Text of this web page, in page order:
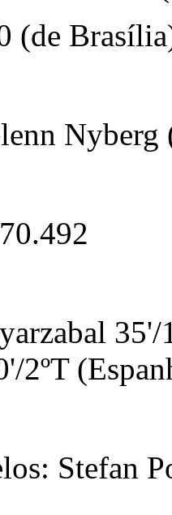
(de
Nyberg
35'/
2ºT
Stefan